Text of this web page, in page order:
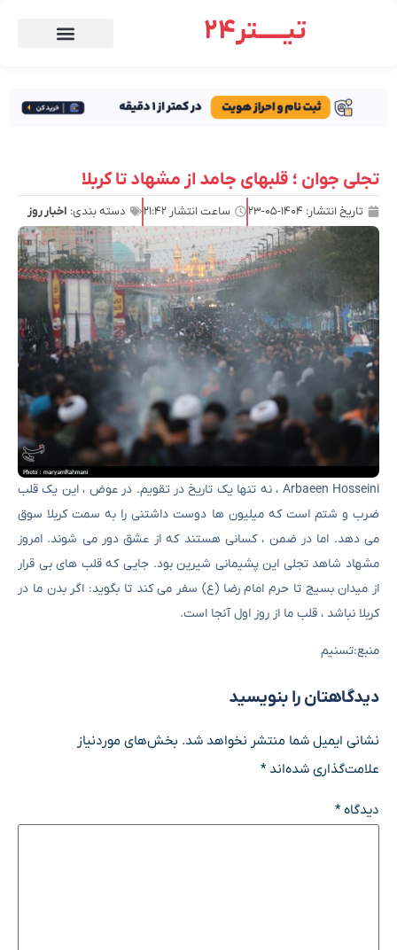
تیـــــتر24
تجلی جوان ؛ قلبهای جامد از مشهاد تا کربلا
تاریخ انتشار: ۱۴۰۴-۰۵-۲۳ ساعت انتشار ۲۱:۴۲ دسته بندی: اخبار روز
Arbaeen Hosseini ، نه تنها یک تاریخ در تقویم. در عوض ، این یک قلب
ضرب و شتم است که میلیون ها دوست داشتنی را به سمت کربلا سوق
می دهد. اما در ضمن ، کسانی هستند که از عشق دور می شوند. امروز
مشهاد شاهد تجلی این پشیمانی شیرین بود. جایی که قلب های بی قرار
از میدان بسیج تا حرم امام رضا (ع) سفر می کند تا بگوید: اگر بدن ما در
کربلا نباشد ، قلب ما از روز اول آنجا است.
منبع:تسنیم
دیدگاهتان را بنویسید
نشانی ایمیل شما منتشر نخواهد شد. بخش‌های موردنیاز
علامت‌گذاری شده‌اند*
دیدگاه*